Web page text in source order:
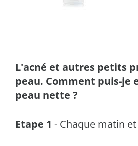
L'acné et autres petits
peau. Comment puis-je
peau nette ?
Etape 1 - Chaque matin